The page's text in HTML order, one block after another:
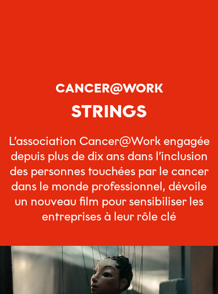
CANCER@WORK
STRINGS
L’association Cancer@Work engagée
depuis plus de dix ans dans l’inclusion
des personnes touchées par le cancer
dans le monde professionnel, dévoile
un nouveau film pour sensibiliser les
entreprises à leur rôle clé